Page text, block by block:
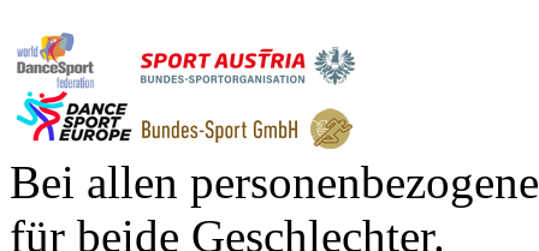
Bei allen
für beide Geschlechter.